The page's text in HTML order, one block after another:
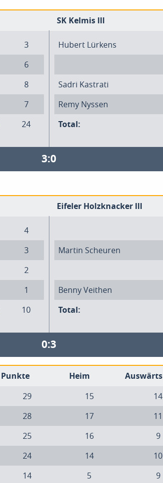
SK Kelmis III
3
6
8
7
24
Hubert Lürkens
Sadri Kastrati
Remy Nyssen
Total:
3:0
Eifeler Holzknacker III
4
3
2
1
10
Martin Scheuren
Benny Veithen
Total:
0:3
Punkte Heim Auswärts
29 15 14
28 17 11
25 16 9
24 14 10
14 5 9